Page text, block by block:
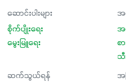
ဆောင်းပါးများ
စိုက်ပျိုးရေး
မွေးမြူရေး
အ
အ
စ
သီ
ဆက်သွယ်ရန်
အ